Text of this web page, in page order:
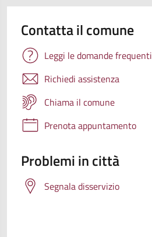
Contatta il comune
Leggi le domande frequenti
Richiedi assistenza
Chiama il comune
Prenota appuntamento
Problemi in città
Segnala disservizio